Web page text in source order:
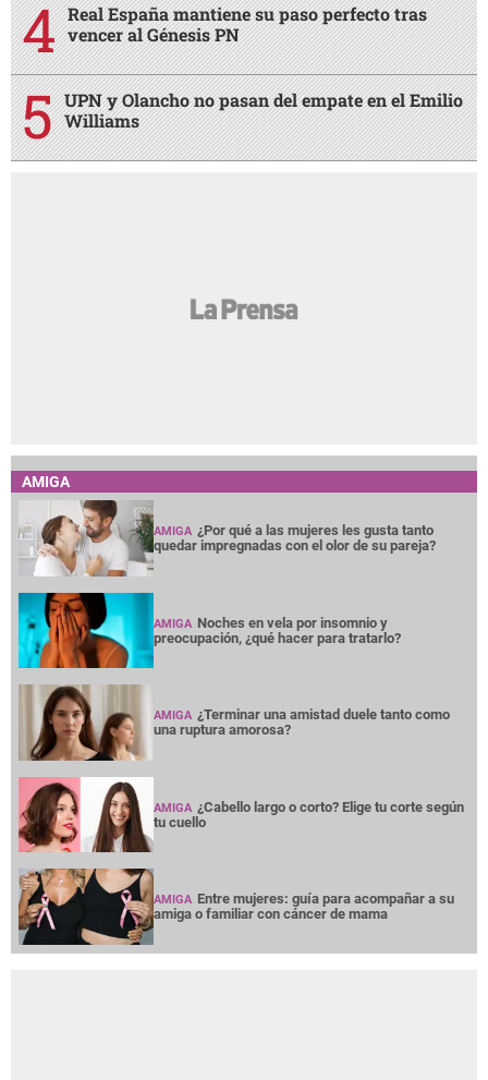
Real España mantiene su paso perfecto tras
vencer al Génesis PN
UPN y Olancho no pasan del empate en el Emilio
Williams
AMIGA
AMIGA ¿Por qué a las mujeres les gusta tanto
quedar impregnadas con el olor de su pareja?
AMIGA Noches en vela por insomnio y
preocupación, ¿qué hacer para tratarlo?
AMIGA ¿Terminar una amistad duele tanto como
una ruptura amorosa?
AMIGA ¿Cabello largo o corto? Elige tu corte según
tu cuello
AMIGA Entre mujeres: guía para acompañar a su
amiga o familiar con cáncer de mama